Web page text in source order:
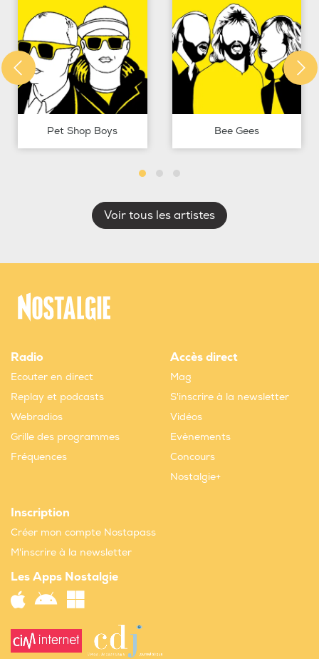
Pet Shop Boys Bee Gees
Voir tous les artistes
Radio
Ecouter en direct
Replay et podcasts
Webradios
Grille des programmes
Fréquences
Accès direct
Mag
S'inscrire à la newsletter
Vidéos
Evènements
Concours
Nostalgie+
Inscription
Créer mon compte Nostapass
M'inscrire à la newsletter
Les Apps Nostalgie